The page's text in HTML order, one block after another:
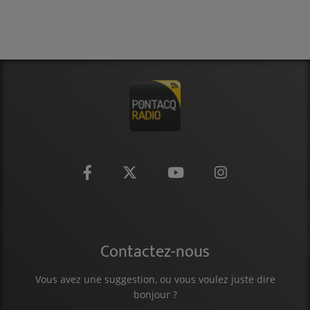
Contactez-nous
Vous avez une suggestion, ou vous voulez juste dire
bonjour ?